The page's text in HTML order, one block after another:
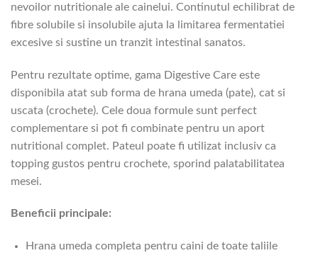
nevoilor nutritionale ale cainelui. Continutul echilibrat de
fibre solubile si insolubile ajuta la limitarea fermentatiei
excesive si sustine un tranzit intestinal sanatos.
Pentru rezultate optime, gama Digestive Care este
disponibila atat sub forma de hrana umeda (pate), cat si
uscata (crochete). Cele doua formule sunt perfect
complementare si pot fi combinate pentru un aport
nutritional complet. Pateul poate fi utilizat inclusiv ca
topping gustos pentru crochete, sporind palatabilitatea
mesei.
Beneficii principale:
Hrana umeda completa pentru caini de toate taliile